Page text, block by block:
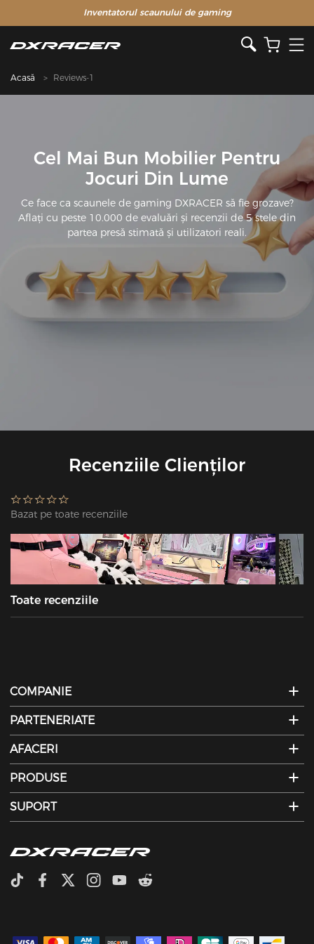
Inventatorul scaunului de gaming
Acasă Reviews-1
Cel Mai Bun Mobilier Pentru
Jocuri Din Lume
Ce face ca scaunele de gaming DXRACER să fie grozave?
Aflați cu peste 10.000 de evaluări și recenzii de 5 stele din
partea presă stimată și utilizatori reali.
Recenziile Clienților
Bazat pe toate recenziile
Toate recenziile
COMPANIE
PARTENERIATE
AFACERI
PRODUSE
SUPORT